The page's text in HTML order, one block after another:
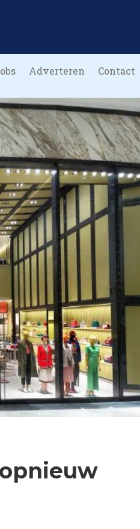
Adverteren Contact